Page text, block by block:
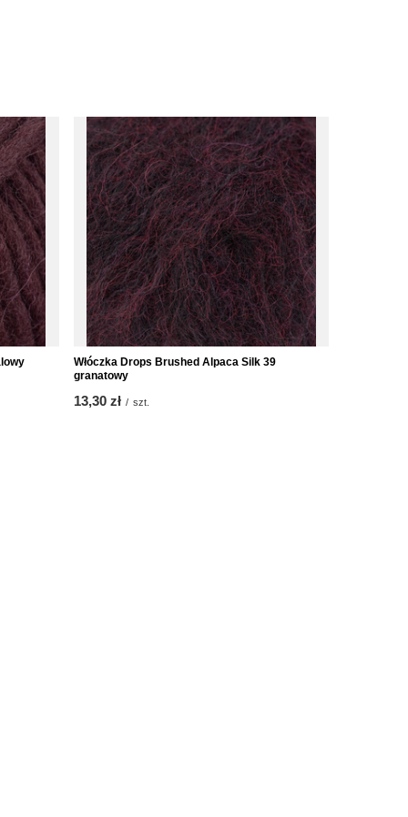
Włóczka Drops Brushed Alpaca Silk 39
granatowy
13,30 zł / szt.